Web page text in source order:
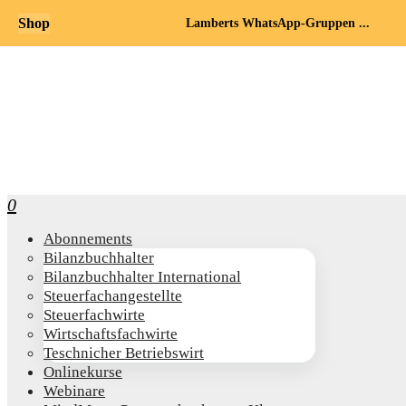
0
Abon­ne­ments
Bilanz­buch­hal­ter
Bilanz­buch­hal­ter International
Steu­er­fach­an­ge­stell­te
Steu­er­fach­wir­te
Wirt­schafts­fach­wir­te
Teschni­cher Betriebswirt
Online­kur­se
Web­i­na­re
Shop Lamberts WhatsApp-Gruppen ...